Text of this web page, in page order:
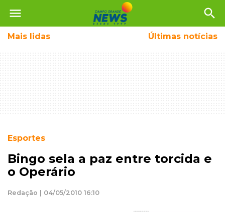
menu search
Mais lidas Últimas notícias
Esportes
Bingo sela a paz entre torcida e
o Operário
Redação | 04/05/2010 16:10